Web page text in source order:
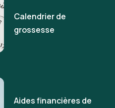
Calendrier de
grossesse
Aides financières de